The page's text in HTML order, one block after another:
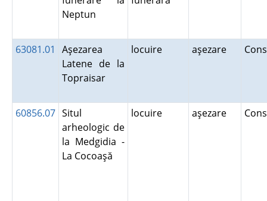
Neptun
63081.01
Aşezarea
Latene de la
Topraisar
locuire aşezare
60856.07 Situl
arheologic de
la Medgidia -
La Cocoaşă
locuire aşezare